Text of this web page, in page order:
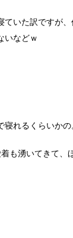
いた訳ですが
いなどｗ
れるくらいかの
も湧いてきて